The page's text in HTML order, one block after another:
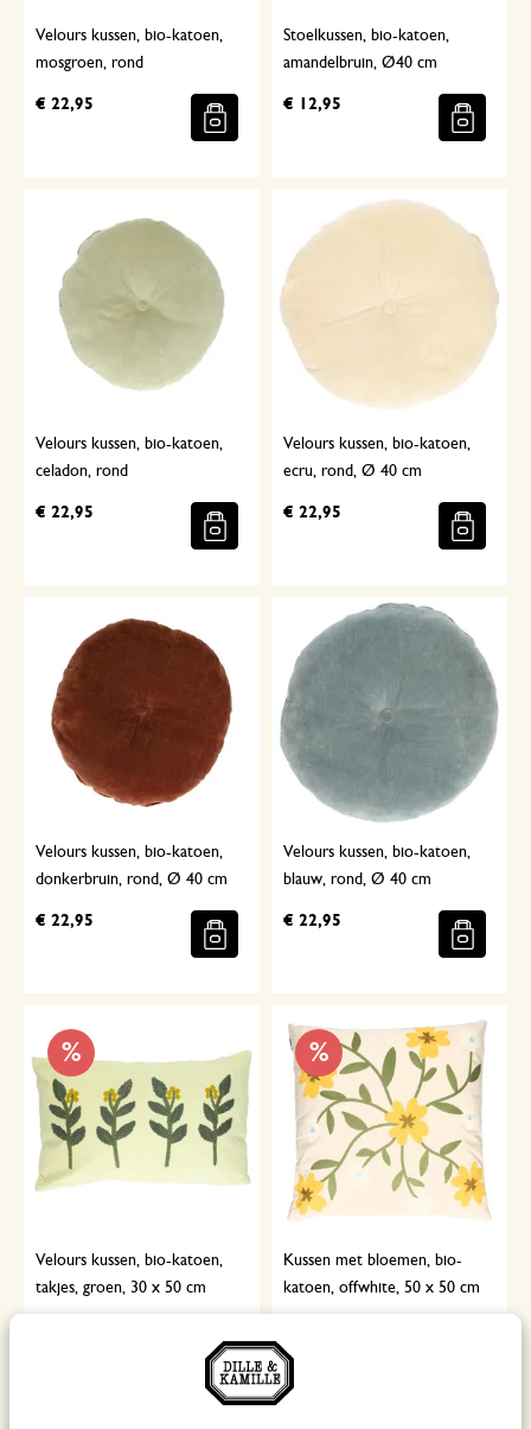
Velours kussen, bio-katoen,
mosgroen, rond
€ 22,95
Stoelkussen, bio-katoen,
amandelbruin, Ø40 cm
€ 12,95
Velours kussen, bio-katoen,
celadon, rond
€ 22,95
Velours kussen, bio-katoen,
ecru, rond, Ø 40 cm
€ 22,95
Velours kussen, bio-katoen,
donkerbruin, rond, Ø 40 cm
€ 22,95
Velours kussen, bio-katoen,
blauw, rond, Ø 40 cm
€ 22,95
%
Velours kussen, bio-katoen,
takjes, groen, 30 x 50 cm
%
Kussen met bloemen, bio-
katoen, offwhite, 50 x 50 cm
Voor